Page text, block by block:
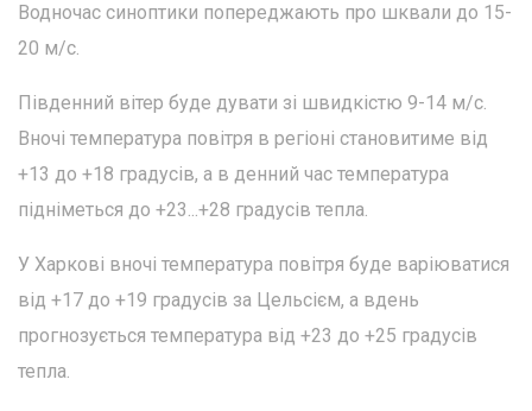
Водночас синоптики попереджають про шквали до 15-
20 м/с.
Південний вітер буде дувати зі швидкістю 9-14 м/с.
Вночі температура повітря в регіоні становитиме від
+13 до +18 градусів, а в денний час температура
підніметься до +23...+28 градусів тепла.
У Харкові вночі температура повітря буде варіюватися
від +17 до +19 градусів за Цельсієм, а вдень
прогнозується температура від +23 до +25 градусів
тепла.